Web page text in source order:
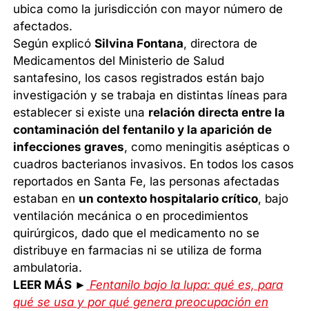
ubica como la jurisdicción con mayor número de
afectados.
Según explicóSilvina Fontana, directora de
Medicamentos del Ministerio de Salud
santafesino, los casos registrados están bajo
investigación y se trabaja en distintas líneas para
establecer si existe una relación directa entre la
contaminación del fentanilo y la aparición de
infecciones graves, como meningitis asépticas o
cuadros bacterianos invasivos. En todos los casos
reportados en Santa Fe, las personas afectadas
estaban en un contexto hospitalario crítico, bajo
ventilación mecánica o en procedimientos
quirúrgicos, dado que el medicamento no se
distribuye en farmacias ni se utiliza de forma
ambulatoria.
LEER MÁS ► Fentanilo bajo la lupa: qué es, para
qué se usa y por qué genera preocupación en